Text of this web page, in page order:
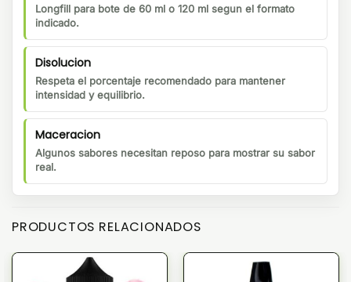
Longfill para bote de 60 ml o 120 ml segun el formato
indicado.
Disolucion
Respeta el porcentaje recomendado para mantener
intensidad y equilibrio.
Maceracion
Algunos sabores necesitan reposo para mostrar su sabor
real.
PRODUCTOS RELACIONADOS